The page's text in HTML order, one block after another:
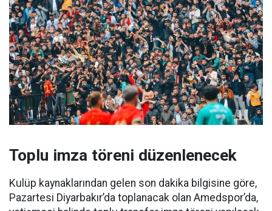
Toplu imza töreni düzenlenecek
Kulüp kaynaklarından gelen son dakika bilgisine göre,
Pazartesi Diyarbakır’da toplanacak olan Amedspor’da,